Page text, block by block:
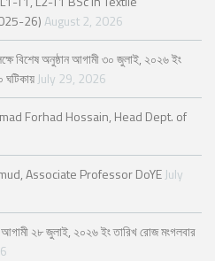
26)August 2, 2026
বিশেষ অনুষ্ঠান আগামী ৩০ জুলাই, ২০২৬ ইং
July 29, 2026
Forhad Hossain, Head Dept. of
Associate Professor DoYE July
২৮ জুলাই, ২০২৬ ইং তারিখ রোজ মংগলবার